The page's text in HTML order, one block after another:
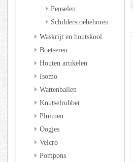
Penselen
Schilderstoebehoren
Waskrijt en houtskool
Boetseren
Houten artikelen
Isomo
Wattenballen
Knutselrubber
Pluimen
Oogjes
Velcro
Pompons